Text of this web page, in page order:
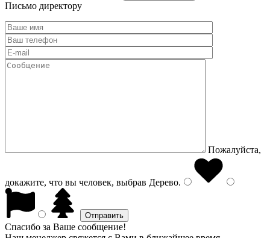
Письмо директору
Пожалуйста,
докажите, что вы человек, выбрав Дерево.
Спасибо за Ваше сообщение!